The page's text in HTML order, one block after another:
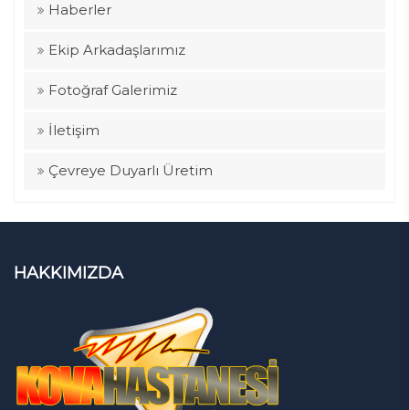
Haberler
Ekip Arkadaşlarımız
Fotoğraf Galerimiz
İletişim
Çevreye Duyarlı Üretim
HAKKIMIZDA